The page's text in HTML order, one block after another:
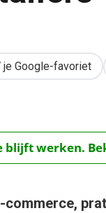
je Google-favoriet
blijft werken.